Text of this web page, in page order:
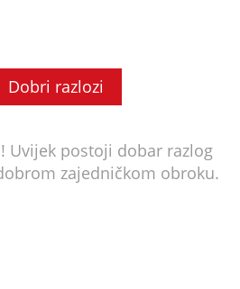
Dobri razlozi
Uvijek postoji dobar razlog
zajedničkom obroku.